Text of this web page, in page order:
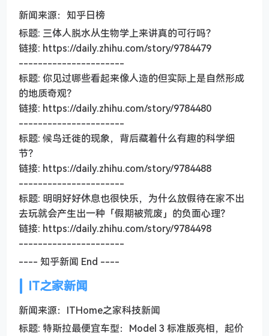
新闻来源：知乎日榜
标题: 三体人脱水从生物学上来讲真的可行吗？
链接: https://daily.zhihu.com/story/9784479
----------------------
标题: 你见过哪些看起来像人造的但实际上是自然形成
的地质奇观？
链接: https://daily.zhihu.com/story/9784480
----------------------
标题: 候鸟迁徙的现象，背后藏着什么有趣的科学细
节？
链接: https://daily.zhihu.com/story/9784488
----------------------
标题: 明明好好休息也很快乐，为什么放假待在家不出
去玩就会产生出一种「假期被荒废」的负面心理？
链接: https://daily.zhihu.com/story/9784498
----------------------
---- 知乎新闻 End ----
IT之家新闻
新闻来源：ITHome之家科技新闻
标题: 特斯拉最便宜车型：Model 3 标准版亮相，起价